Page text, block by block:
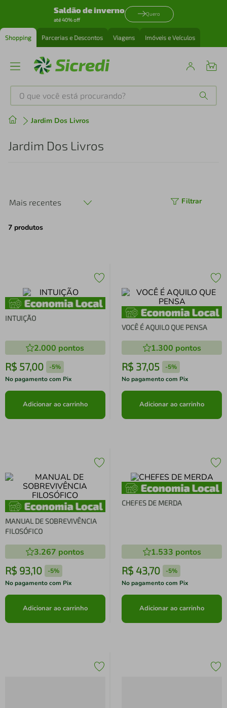
Saldão de inverno
até 40% off
Quero
Shopping Parcerias e Descontos Viagens Imóveis e Veículos
O que você está procurando?
Jardim Dos Livros
Jardim Dos Livros
Mais recentes Filtrar
7 produtos
INTUIÇÃO
2.000 pontos
R$ 57,00 -5%
No pagamento com Pix
Adicionar ao carrinho
VOCÊ É AQUILO QUE PENSA
1.300 pontos
R$ 37,05 -5%
No pagamento com Pix
Adicionar ao carrinho
MANUAL DE SOBREVIVÊNCIA
FILOSÓFICO
3.267 pontos
R$ 93,10 -5%
No pagamento com Pix
Adicionar ao carrinho
CHEFES DE MERDA
1.533 pontos
R$ 43,70 -5%
No pagamento com Pix
Adicionar ao carrinho
Produtos mais buscados
1º tenis
perfume
4º air fryer